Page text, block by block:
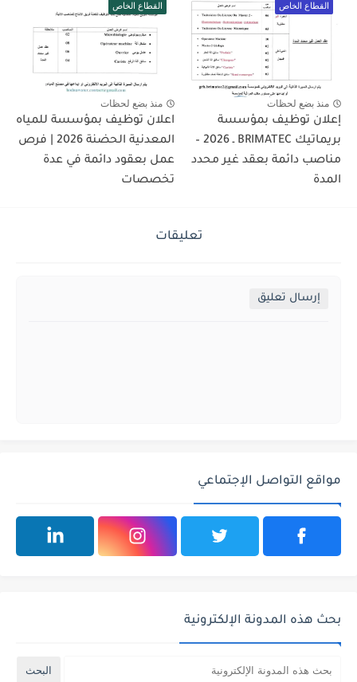
القطاع الخاص
منذ بضع لحظات
إعلان توظيف بمؤسسة
بريماتيك BRIMATEC ـ 2026 –
مناصب دائمة بعقد غير محدد
المدة
القطاع الخاص
منذ بضع لحظات
اعلان توظيف بمؤسسة للمياه
المعدنية الحضنة 2026 | فرص
عمل بعقود دائمة في عدة
تخصصات
تعليقات
إرسال تعليق
مواقع التواصل الإجتماعي
بحث هذه المدونة الإلكترونية